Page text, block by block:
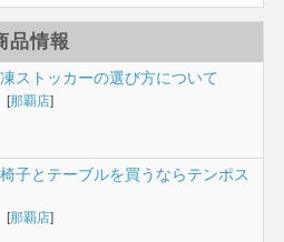
品情報
凍ストッカーの選び方について
[那覇店]
子とテーブルを買うならテンポス
[那覇店]